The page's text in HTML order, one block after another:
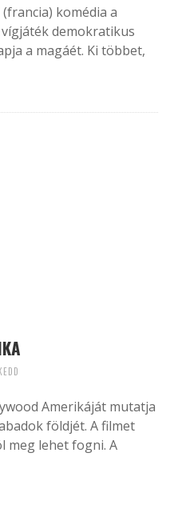
komédia a
vígjáték demokratikus
a magáét. Ki többet,
Amerikáját mutatja
földjét. A filmet
meg lehet fogni. A